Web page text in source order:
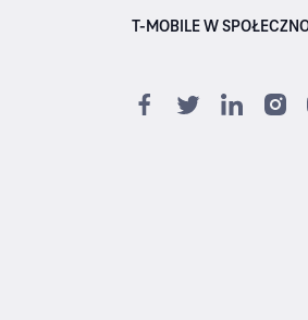
T-MOBILE W